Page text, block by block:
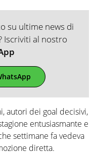
su ultime news di
Iscriviti al nostro
autori dei goal decisivi,
entusiasmante e
settimane fa vedeva
diretta.